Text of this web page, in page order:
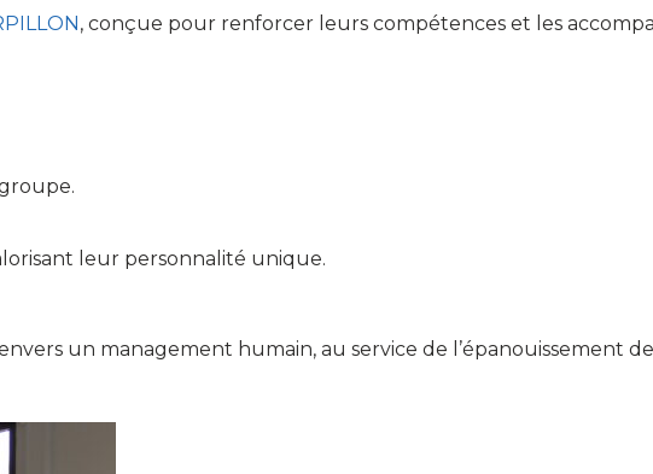
, conçue pour renforcer leurs compétences et les
leur personnalité unique.
un management humain, au service de l’épanouissement